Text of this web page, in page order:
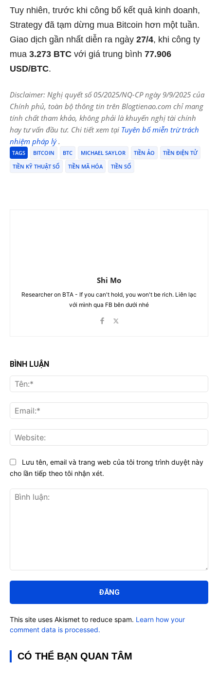
Tuy nhiên, trước khi công bố kết quả kinh doanh,
Strategy đã tạm dừng mua Bitcoin hơn một tuần.
Giao dịch gần nhất diễn ra ngày 27/4, khi công ty
mua 3.273 BTC với giá trung bình 77.906
USD/BTC.
Disclaimer: Nghị quyết số 05/2025/NQ-CP ngày 9/9/2025 của
Chính phủ, toàn bộ thông tin trên Blogtienao.com chỉ mang
tính chất tham khảo, không phải là khuyến nghị tài chính
hay tư vấn đầu tư. Chi tiết xem tại Tuyên bố miễn trừ trách
nhiệm pháp lý.
TAGS BITCOIN BTC MICHAEL SAYLOR TIỀN ẢO
TIỀN ĐIỆN TỬ
TIỀN KỸ THUẬT SỐ
TIỀN MÃ HÓA TIỀN SỐ
Shi Mo
Researcher on BTA - If you can't hold, you won't be rich. Liên lạc
với mình qua FB bên dưới nhé
BÌNH LUẬN
luận:
Lưu tên, email và trang web của tôi trong trình duyệt này
cho lần tiếp theo tôi nhận xét.
This site uses Akismet to reduce spam. Learn how your
comment data is processed.
CÓ THỂ BẠN QUAN TÂM